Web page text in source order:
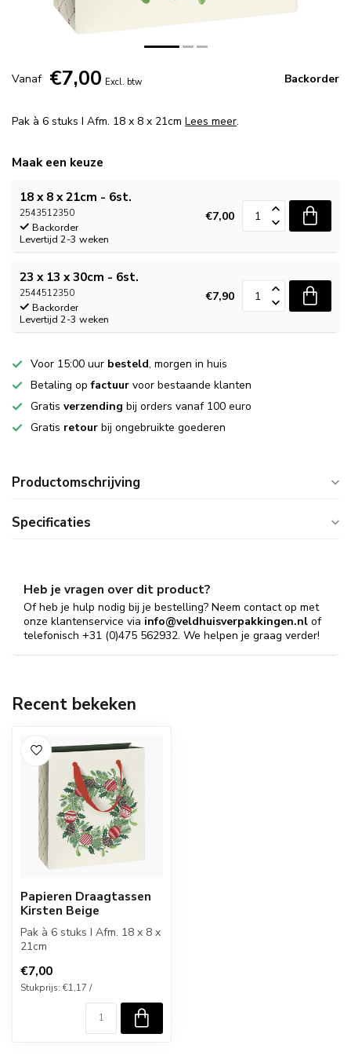
Vanaf €7,00 Excl. btw Backorder
Pak à 6 stuks I Afm. 18 x 8 x 21cm Lees meer.
Maak een keuze
18 x 8 x 21cm - 6st.
2543512350
Backorder
Levertijd 2-3 weken
€7,00
23 x 13 x 30cm - 6st.
2544512350
Backorder
Levertijd 2-3 weken
€7,90
Voor 15:00 uur besteld, morgen in huis
Betaling opfactuur voor bestaande klanten
Gratis verzending bij orders vanaf 100 euro
Gratis retour bij ongebruikte goederen
Productomschrijving
Specificaties
Heb je vragen over dit product?
Of heb je hulp nodig bij je bestelling? Neem contact op met
onze klantenservice via info@veldhuisverpakkingen.nl of
telefonisch +31 (0)475 562932. We helpen je graag verder!
Recent bekeken
Papieren Draagtassen
Kirsten Beige
Pak à 6 stuks I Afm. 18 x 8 x
21cm
€7,00
Stukprijs: €1,17 /